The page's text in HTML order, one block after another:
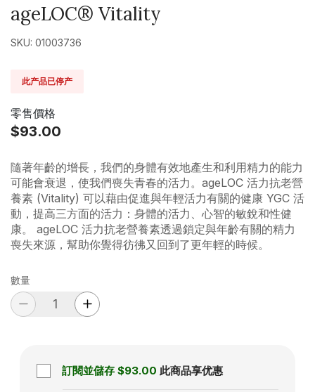
ageLOC® Vitality
SKU: 01003736
此产品已停产
零售價格
$93.00
隨著年齡的增長，我們的身體有效地產生和利用精力的能力
可能會衰退，使我們喪失青春的活力。ageLOC 活力抗老營
養素 (Vitality) 可以藉由促進與年輕活力有關的健康 YGC 活
動，提高三方面的活力：身體的活力、心智的敏銳和性健
康。 ageLOC 活力抗老營養素透過鎖定與年齡有關的精力
喪失來源，幫助你覺得彷彿又回到了更年輕的時候。
數量
訂閱並儲存 $93.00 此商品享优惠